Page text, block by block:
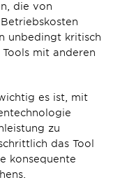
die von
unbedingt kritisch
mit anderen
es ist, mit
zu
das Tool
konsequente